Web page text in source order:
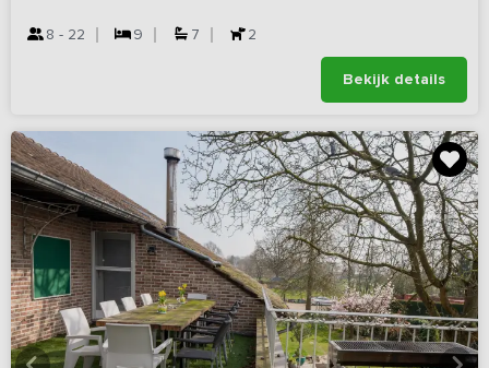
8 - 22 9 7 2
Bekijk details